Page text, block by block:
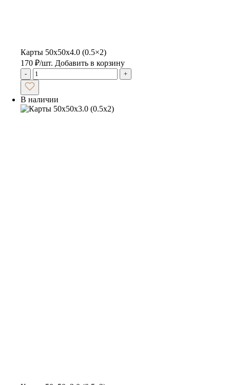
Карты 50x50x4.0 (0.5×2)
170 ₽/шт. Добавить в корзину
- +
В наличии